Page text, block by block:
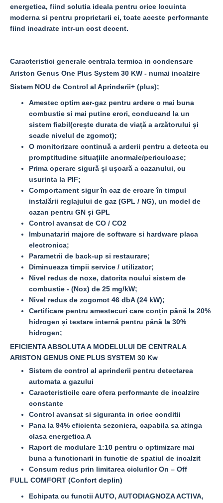
energetica, fiind solutia ideala pentru orice locuinta
moderna si pentru proprietarii ei, toate aceste performante
fiind incadrate intr-un cost decent.
Caracteristici generale centrala termica in condensare
Ariston Genus One Plus System 30 KW - numai incalzire
Sistem NOU de Control al Aprinderii+ (plus);
Amestec optim aer-gaz pentru ardere o mai buna
combustie si mai putine erori, conducand la un
sistem fiabil(crește durata de viață a arzătorului și
scade nivelul de zgomot);
O monitorizare continuă a arderii pentru a detecta cu
promptitudine situațiile anormale/periculoase;
Prima operare sigură și ușoară a cazanului, cu
usurinta la PIF;
Comportament sigur în caz de eroare în timpul
instalării reglajului de gaz (GPL / NG), un model de
cazan pentru GN și GPL
Control avansat de CO / CO2
Imbunatariri majore de software si hardware placa
electronica;
Parametrii de back-up si restaurare;
Diminueaza timpii service / utilizator;
Nivel redus de noxe, datorita noului sistem de
combustie - (Nox) de 25 mg/kW;
Nivel redus de zogomot 46 dbA (24 kW);
Certificare pentru amestecuri care conțin până la 20%
hidrogen și testare internă pentru până la 30%
hidrogen;
EFICIENTA ABSOLUTA A MODELULUI DE CENTRALA
ARISTON GENUS ONE PLUS SYSTEM 30 Kw
Sistem de control al aprinderii pentru detectarea
automata a gazului
Caracteristicile care ofera performante de incalzire
constante
Control avansat si siguranta in orice conditii
Pana la 94% eficienta sezoniera, capabila sa atinga
clasa energetica A
Raport de modulare 1:10 pentru o optimizare mai
buna a functionarii in functie de spatiul de incalzit
Consum redus prin limitarea ciclurilor On – Off
FULL COMFORT (Confort deplin)
Echipata cu functii AUTO, AUTODIAGNOZA ACTIVA,